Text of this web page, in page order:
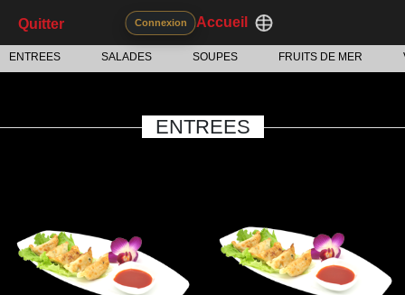
Connexion Accueil
Quitter
ENTREES SALADES SOUPES FRUITS DE MER
ENTREES